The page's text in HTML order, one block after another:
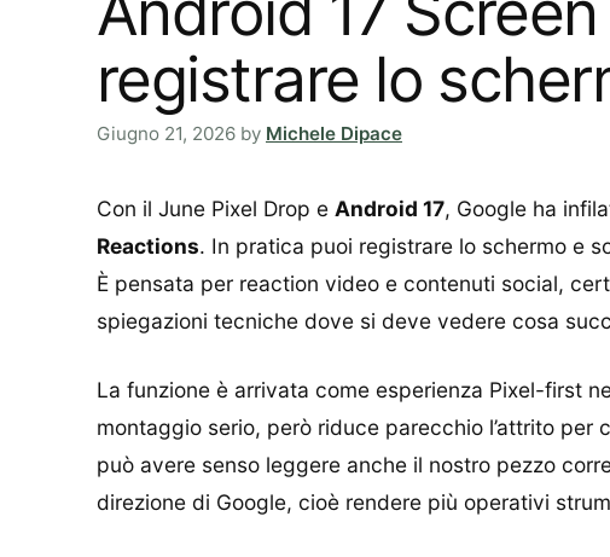
registrare lo
Giugno 21, 2026 by Michele Dipace
Con il June Pixel Drop e Android 17, Google ha
Reactions. In pratica puoi registrare lo schermo e
È pensata per reaction video e contenuti social,
spiegazioni tecniche dove si deve vedere cosa
La funzione è arrivata come esperienza Pixel-first
montaggio serio, però riduce parecchio l’attrito
può avere senso leggere anche il nostro pezzo
direzione di Google, cioè rendere più operativi